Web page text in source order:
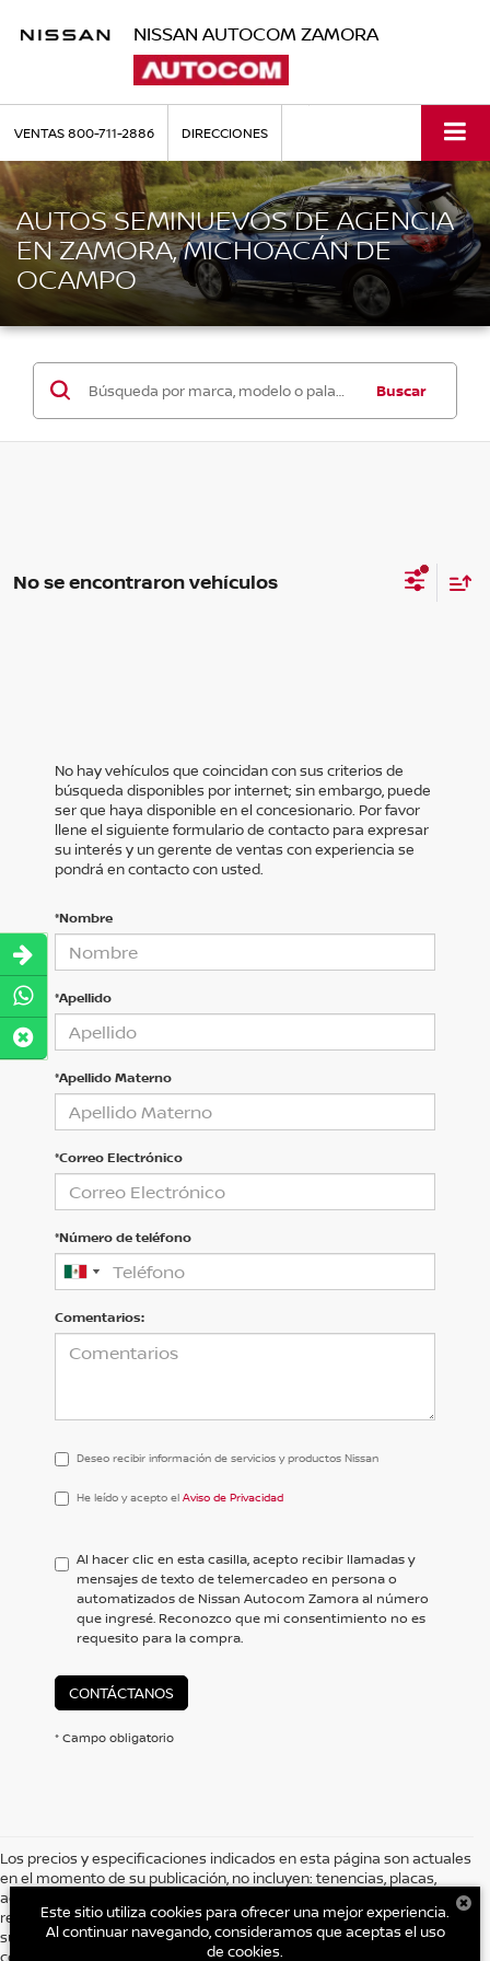
NISSAN AUTOCOM ZAMORA
VENTAS800-711-2886 DIRECCIONES
AUTOS SEMINUEVOS DE AGENCIA
EN ZAMORA, MICHOACÁN DE
OCAMPO
Buscar
No se encontraron vehículos
No hay vehículos que coincidan con sus criterios de
búsqueda disponibles por internet; sin embargo, puede
ser que haya disponible en el concesionario. Por favor
llene el siguiente formulario de contacto para expresar
su interés y un gerente de ventas con experiencia se
pondrá en contacto con usted.
*Nombre
*Apellido
*Apellido Materno
*Correo Electrónico
*Número de teléfono
Comentarios:
Deseo recibir información de servicios y productos Nissan
He
acepto
href='/privacy.aspx'
target='_blank'>Aviso
He leído y acepto el Aviso de Privacidad
Al hacer clic en esta casilla, acepto recibir llamadas y
mensajes de texto de telemercadeo en persona o
automatizados de Nissan Autocom Zamora al número
que ingresé. Reconozco que mi consentimiento no es
requesito para la compra.
CONTÁCTANOS
* Campo obligatorio
Los precios y especificaciones indicados en esta página son actuales
en el momento de su publicación, no incluyen: tenencias, placas,
accesorios, seguro y gastos administrativos. Grupo AUTOCOM, se
reserva el derecho de modificar las especificaciones y los precios de
sus productos comunicándolo al cliente previo a la celebración del
contrato. Es posible que no represente el vehículo actual. (Opciones,
Este sitio utiliza cookies para ofrecer una mejor experiencia.
Al continuar navegando, consideramos que aceptas el uso
de cookies.